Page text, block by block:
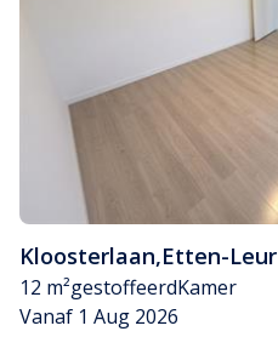
Kloosterlaan,Etten-Leur
12 m²gestoffeerdKamer
Vanaf 1 Aug 2026